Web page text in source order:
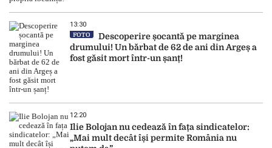
13:30
FOTO
Descoperire șocantă pe marginea
drumului! Un bărbat de 62 de ani din Argeș a
fost găsit mort într-un șanț!
12:20
Ilie Bolojan nu cedează în fața sindicatelor:
„Mai mult decât își permite România nu